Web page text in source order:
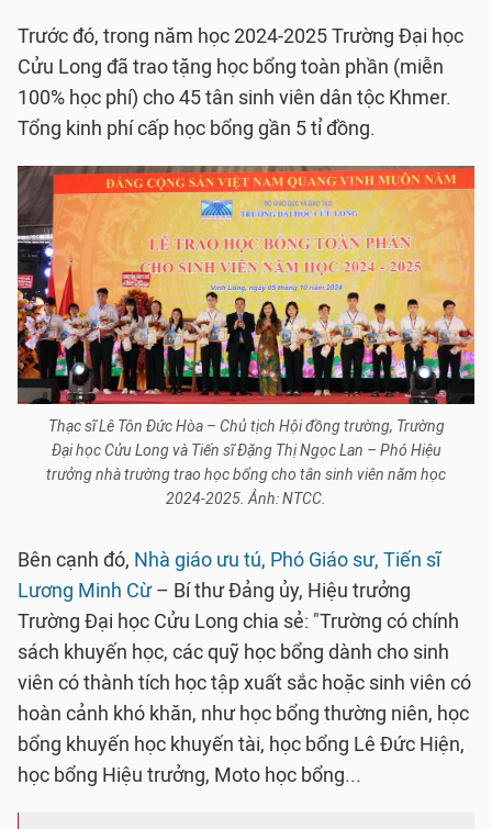
Trước đó, trong năm học 2024-2025 Trường Đại học
Cửu Long đã trao tặng học bổng toàn phần (miễn
100% học phí) cho 45 tân sinh viên dân tộc Khmer.
Tổng kinh phí cấp học bổng gần 5 tỉ đồng.
Thạc sĩ Lê Tôn Đức Hòa – Chủ tịch Hội đồng trường, Trường
Đại học Cửu Long và Tiến sĩ Đặng Thị Ngọc Lan – Phó Hiệu
trưởng nhà trường trao học bổng cho tân sinh viên năm học
2024-2025. Ảnh: NTCC.
Bên cạnh đó, Nhà giáo ưu tú, Phó Giáo sư, Tiến sĩ
Lương Minh Cừ– Bí thư Đảng ủy, Hiệu trưởng
Trường Đại học Cửu Long chia sẻ: "Trường có chính
sách khuyến học, các quỹ học bổng dành cho sinh
viên có thành tích học tập xuất sắc hoặc sinh viên có
hoàn cảnh khó khăn, như học bổng thường niên, học
bổng khuyến học khuyến tài, học bổng Lê Đức Hiện,
học bổng Hiệu trưởng, Moto học bổng...